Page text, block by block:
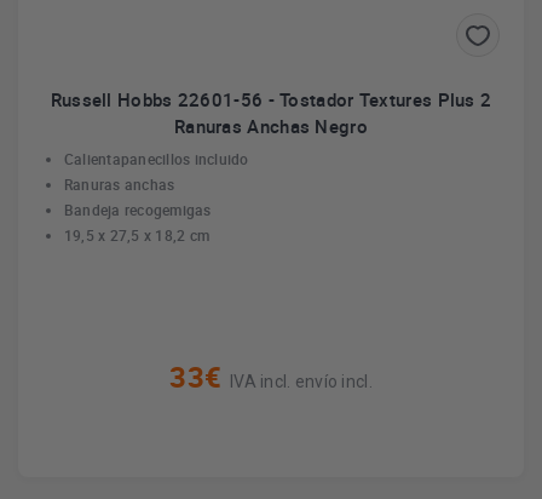
Russell Hobbs 22601-56 - Tostador Textures Plus 2
Ranuras Anchas Negro
Calientapanecillos incluido
Ranuras anchas
Bandeja recogemigas
19,5 x 27,5 x 18,2 cm
33€ IVA incl. envío incl.